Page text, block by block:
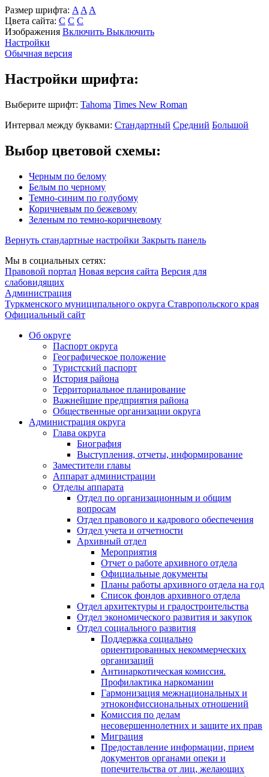
Размер шрифта: A A A
Цвета сайта: С С С
Изображения Включить Выключить
Настройки
Обычная версия
Настройки шрифта:
Выберите шрифт: Tahoma Times New Roman
Интервал между буквами: Стандартный Средний Большой
Выбор цветовой схемы:
Черным по белому
Белым по черному
Темно-синим по голубому
Коричневым по бежевому
Зеленым по темно-коричневому
Вернуть стандартные настройки Закрыть панель
Мы в социальных сетях:
Правовой портал Новая версия сайта Версия для
слабовидящих
Администрация
Туркменского муниципального округа Ставропольского края
Официальный сайт
Об округе
Паспорт округа
Географическое положение
Туристский паспорт
История района
Территориальное планирование
Важнейшие предприятия района
Общественные организации округа
Администрация округа
Глава округа
Биография
Выступления, отчеты, информирование
Заместители главы
Аппарат администрации
Отделы аппарата
Отдел по организационным и общим
вопросам
Отдел правового и кадрового обеспечения
Отдел учета и отчетности
Архивный отдел
Мероприятия
Отчет о работе архивного отдела
Официальные документы
Планы работы архивного отдела на год
Список фондов архивного отдела
Отдел архитектуры и градостроительства
Отдел экономического развития и закупок
Отдел социального развития
Поддержка социально
ориентированных некоммерческих
организаций
Антинаркотическая комиссия.
Профилактика наркомании
Гармонизация межнациональных и
этноконфиссиональных отношений
Комиссия по делам
несовершеннолетних и защите их прав
Миграция
Предоставление информации, прием
документов органами опеки и
попечительства от лиц, желающих